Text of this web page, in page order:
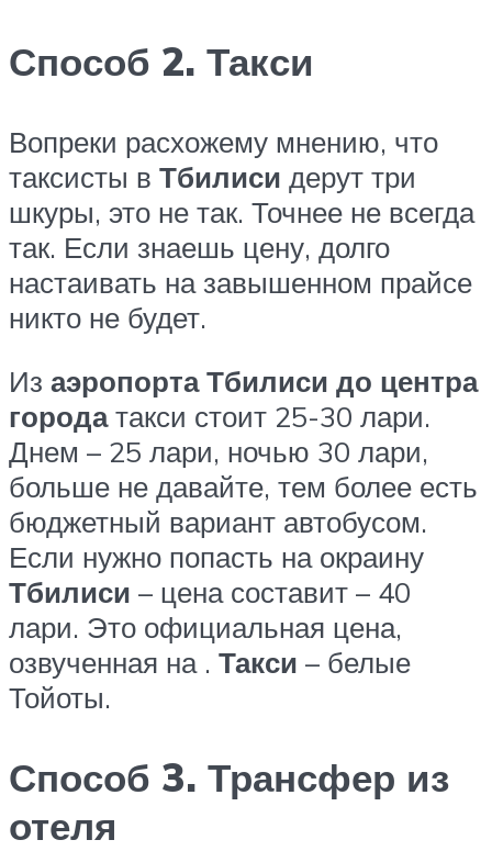
Способ 2. Такси
Вопреки расхожему мнению, что
таксисты в Тбилиси дерут три
шкуры, это не так. Точнее не всегда
так. Если знаешь цену, долго
настаивать на завышенном прайсе
никто не будет.
Из аэропорта Тбилиси до центра
городатакси стоит 25-30 лари.
Днем – 25 лари, ночью 30 лари,
больше не давайте, тем более есть
бюджетный вариант автобусом.
Если нужно попасть на окраину
Тбилиси – цена составит – 40
лари. Это официальная цена,
озвученная на . Такси – белые
Тойоты.
Способ 3. Трансфер из
отеля